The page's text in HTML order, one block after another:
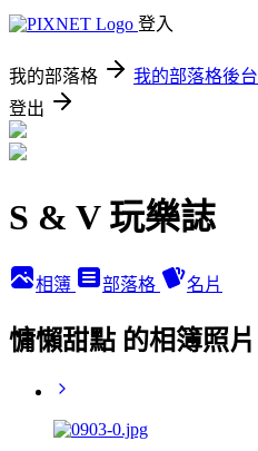
登入
我的部落格 我的部落格後台
登出
S & V 玩樂誌
相簿 部落格 名片
慵懶甜點 的相簿照片